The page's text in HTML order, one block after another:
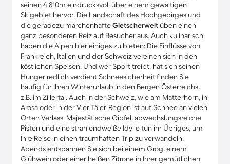
seinen 4.810m eindrucksvoll über einem gewaltigen
Skigebiet hervor. Die Landschaft des Hochgebirges und
die geradezu märchenhafteGletscherwelt üben einen
ganz besonderen Reiz auf Besucher aus. Auch kulinarisch
haben die Alpen hier einiges zu bieten: Die Einflüsse von
Frankreich, Italien und der Schweiz vereinen sich in den
köstlichen Speisen. Und wer Sport treibt, hat sich seinen
Hunger redlich verdient.Schneesicherheit finden Sie
häufig für Ihren Winterurlaub in den Bergen Österreichs,
z.B. im Zillertal. Auch in der Schweiz, wie am Matterhorn, in
Arosa oder in der Vier-Täler-Region ist auf Schnee an vielen
Orten Verlass. Majestätische Gipfel, abwechslungsreiche
Pisten und eine strahlendweiße Idylle tun ihr Übriges, um
Ihre Reise in einen traumhaften Trip zu verwandeln.
Abends entspannen Sie sich bei einem Grog, einem
Glühwein oder einer heißen Zitrone in Ihrer gemütlichen